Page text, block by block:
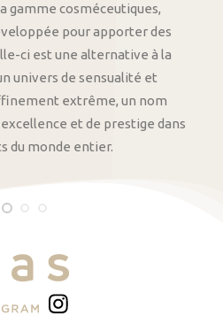
gamme cosméceutiques,
pour apporter des
ci est une alternative à la
univers de sensualité et
extrême, un nom
et de prestige dans
du monde entier.